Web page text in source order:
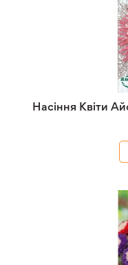
Насіння Квіти